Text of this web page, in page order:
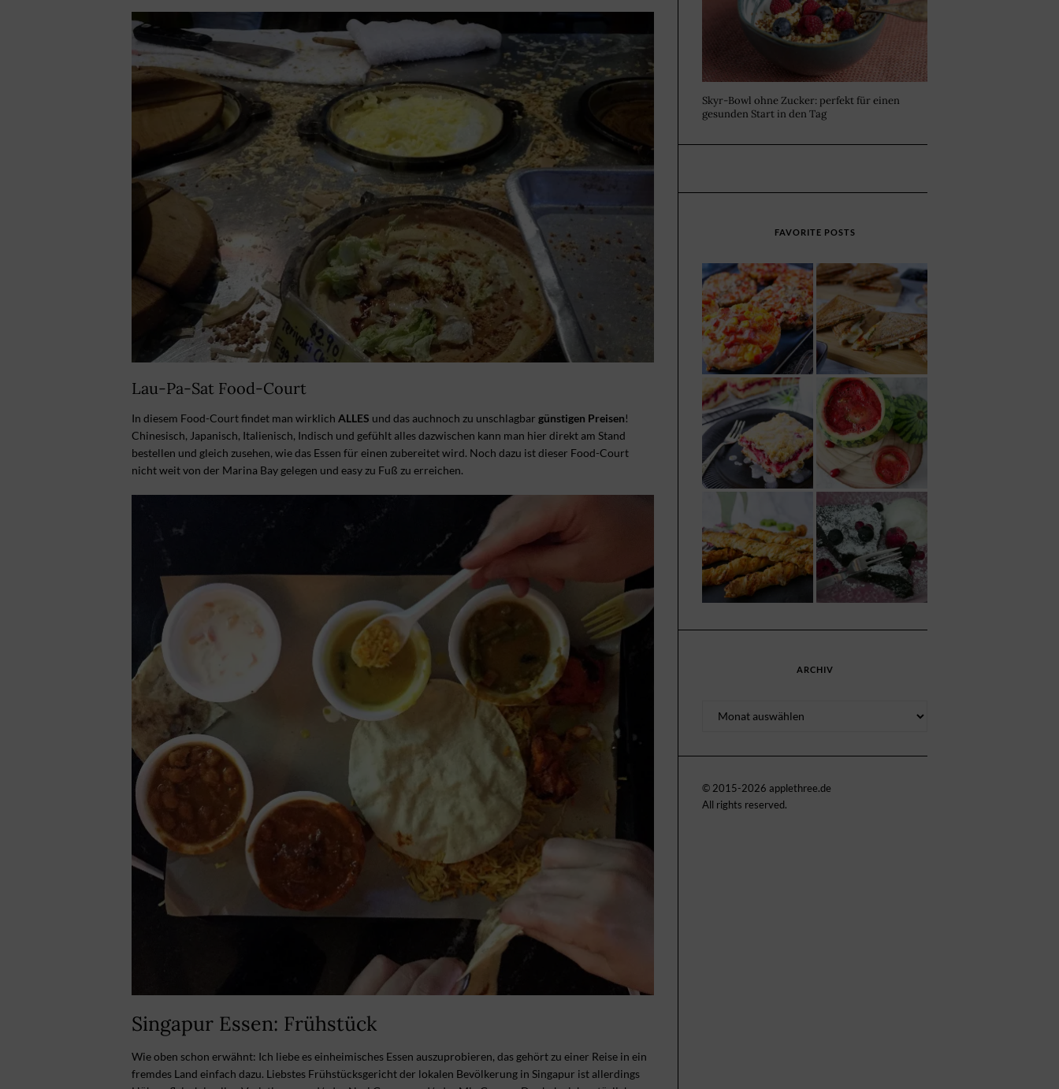
Lau-Pa-Sat Food-Court
In diesem Food-Court findet man wirklich ALLES und das auchnoch zu unschlagbar günstigen Preisen!
Chinesisch, Japanisch, Italienisch, Indisch und gefühlt alles dazwischen kann man hier direkt am Stand
bestellen und gleich zusehen, wie das Essen für einen zubereitet wird. Noch dazu ist dieser Food-Court
nicht weit von der Marina Bay gelegen und easy zu Fuß zu erreichen.
Singapur Essen: Frühstück
Wie oben schon erwähnt: Ich liebe es einheimisches Essen auszuprobieren, das gehört zu einer Reise in ein
fremdes Land einfach dazu. Liebstes Frühstücksgericht der lokalen Bevölkerung in Singapur ist allerdings
Skyr-Bowl ohne Zucker: perfekt für einen
gesunden Start in den Tag
FAVORITE POSTS
ARCHIV
© 2015-2026 applethree.de
All rights reserved.